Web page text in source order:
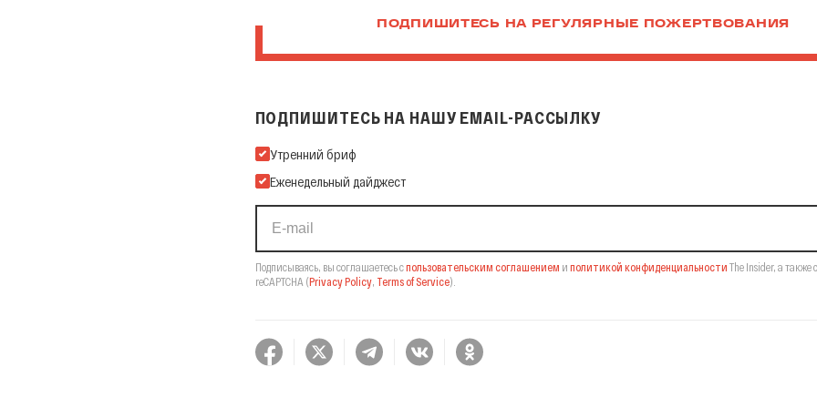
ПОДПИШИТЕСЬ НА РЕГУЛЯРНЫЕ ПОЖЕРТВОВАНИЯ
ПОДПИШИТЕСЬ НА НАШУ EMAIL-РАССЫЛКУ
Подпишитесь на нашу Email-рассылку
Утренний бриф
Еженедельный дайджест
Подписываясь, вы соглашаетесь спользовательским соглашением и политикой конфиденциальности The Insider, а также
reCAPTCHA (Privacy Policy, Terms of Service).